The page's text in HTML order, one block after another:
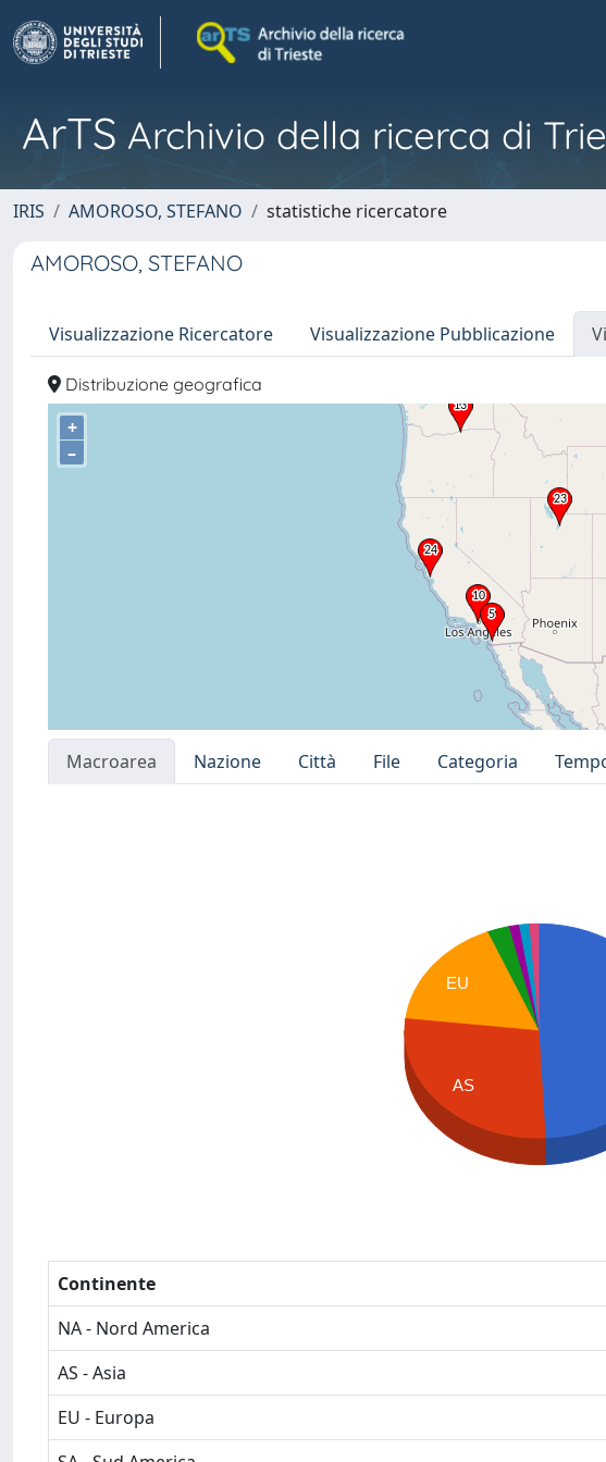
ArTS Archivio della ricerca di
IRIS AMOROSO, STEFANO statistiche ricercatore
AMOROSO, STEFANO
Visualizzazione Ricercatore Visualizzazione Pubblicazione
Distribuzione geografica
+
–
Macroarea Nazione Città File Categoria
EU
AS
Continente
NA - Nord America
AS - Asia
EU - Europa